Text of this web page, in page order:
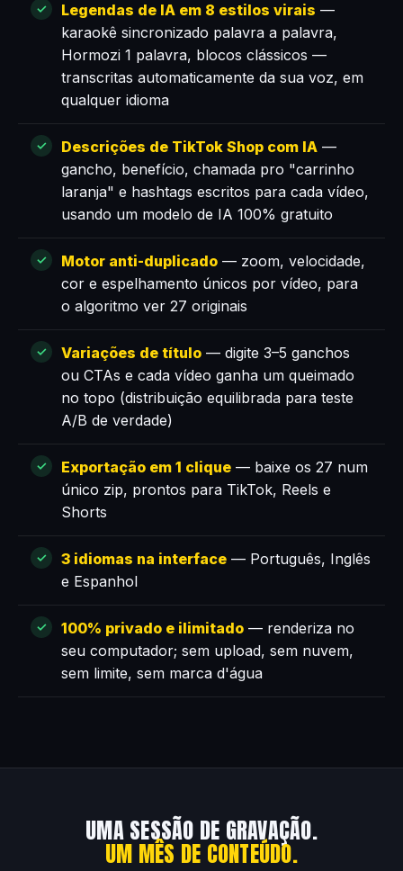
Legendas de IA em 8 estilos virais —
karaokê sincronizado palavra a palavra,
Hormozi 1 palavra, blocos clássicos —
transcritas automaticamente da sua voz, em
qualquer idioma
Descrições de TikTok Shop com IA —
gancho, benefício, chamada pro "carrinho
laranja" e hashtags escritos para cada vídeo,
usando um modelo de IA 100% gratuito
Motor anti-duplicado — zoom, velocidade,
cor e espelhamento únicos por vídeo, para
o algoritmo ver 27 originais
Variações de título — digite 3–5 ganchos
ou CTAs e cada vídeo ganha um queimado
no topo (distribuição equilibrada para teste
A/B de verdade)
Exportação em 1 clique — baixe os 27 num
único zip, prontos para TikTok, Reels e
Shorts
3 idiomas na interface — Português, Inglês
e Espanhol
100% privado e ilimitado — renderiza no
seu computador; sem upload, sem nuvem,
sem limite, sem marca d'água
UMA SESSÃO DE GRAVAÇÃO.
UM MÊS DE CONTEÚDO.